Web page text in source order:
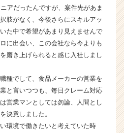
アだったんですが、案件先があま
肢がなく、今後さらにスキルアッ
た中で希望があまり見えませんで
に出会い、この会社なら今よりも
磨き上げられると感じ入社しまし
種でして、食品メーカーの営業を
と言いつつも、毎日クレーム対応
営業マンとしては勿論、人間とし
決意しました。
環境で働きたいと考えていた時